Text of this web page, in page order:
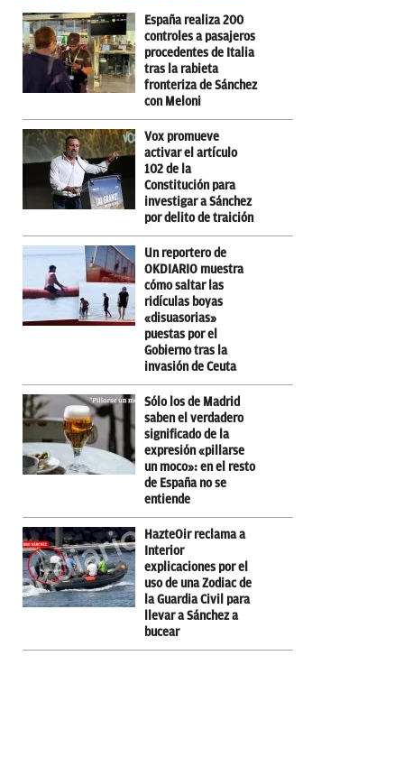
España realiza 200
controles a pasajeros
procedentes de Italia
tras la rabieta
fronteriza de Sánchez
con Meloni
Vox promueve
activar el artículo
102 de la
Constitución para
investigar a Sánchez
por delito de traición
Un reportero de
OKDIARIO muestra
cómo saltar las
ridículas boyas
«disuasorias»
puestas por el
Gobierno tras la
invasión de Ceuta
Sólo los de Madrid
saben el verdadero
significado de la
expresión «pillarse
un moco»: en el resto
de España no se
entiende
HazteOir reclama a
Interior
explicaciones por el
uso de una Zodiac de
la Guardia Civil para
llevar a Sánchez a
bucear